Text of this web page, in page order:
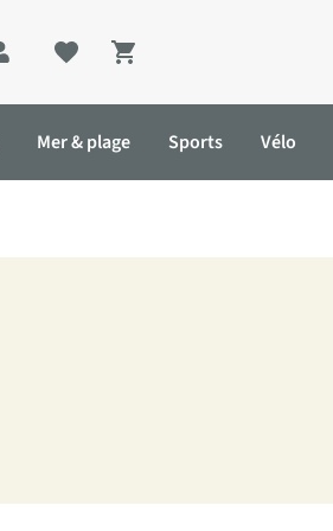
Shopping cart
Mer & plage Sports Vélo